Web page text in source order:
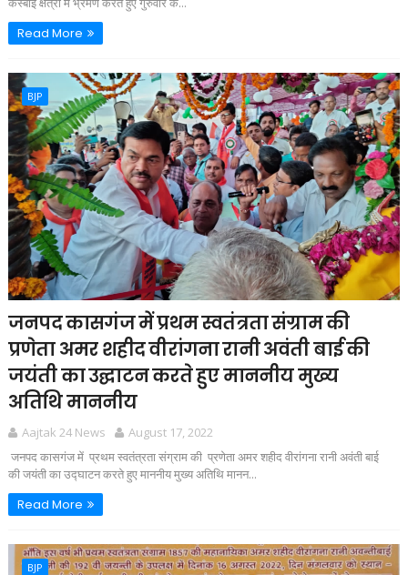
Read More
BJP
जनपद कासगंज में प्रथम स्वतंत्रता संग्राम की
प्रणेता अमर शहीद वीरांगना रानी अवंती बाई की
जयंती का उद्घाटन करते हुए माननीय मुख्य
अतिथि माननीय
Aajtak 24 News
August 17, 2022
जनपद कासगंज में प्रथम स्वतंत्रता संग्राम की प्रणेता अमर शहीद वीरांगना रानी अवंती बाई
की जयंती का उद्घाटन करते हुए माननीय मुख्य अतिथि मानन...
Read More
BJP